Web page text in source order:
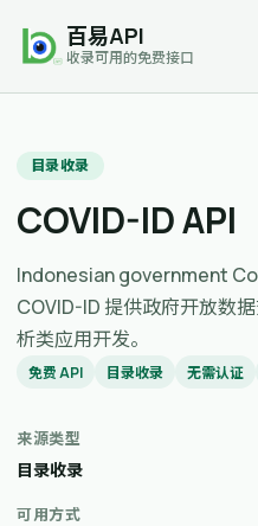
百易API
收录可用的免费接口
目录收录
COVID-ID API
Indonesian government
COVID-ID 提供政府开放数
析类应用开发。
免费 API 目录收录 无需认证
来源类型
目录收录
可用方式